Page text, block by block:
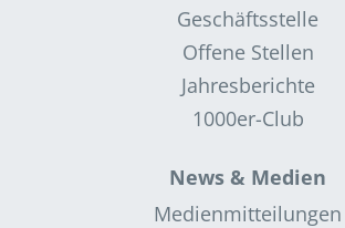
Geschäftsstelle
Offene Stellen
Jahresberichte
1000er-Club
News & Medien
Medienmitteilungen